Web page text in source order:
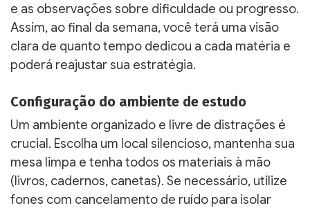
e as observações sobre dificuldade ou progresso.
Assim, ao final da semana, você terá uma visão
clara de quanto tempo dedicou a cada matéria e
poderá reajustar sua estratégia.
Configuração do ambiente de estudo
Um ambiente organizado e livre de distrações é
crucial. Escolha um local silencioso, mantenha sua
mesa limpa e tenha todos os materiais à mão
(livros, cadernos, canetas). Se necessário, utilize
fones com cancelamento de ruído para isolar